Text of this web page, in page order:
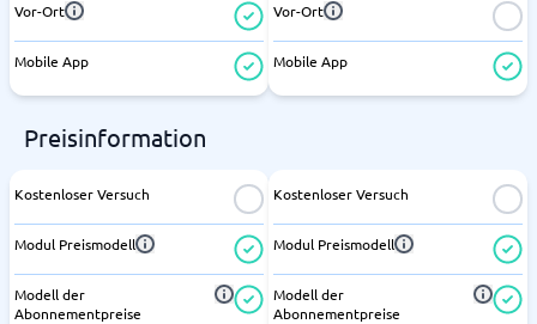
Vor-Ort
Mobile App
Vor-Ort
Mobile App
Preisinformation
Kostenloser Versuch
Modul Preismodell
Modell der
Abonnementpreise
Kostenloser Versuch
Modul Preismodell
Modell der
Abonnementpreise